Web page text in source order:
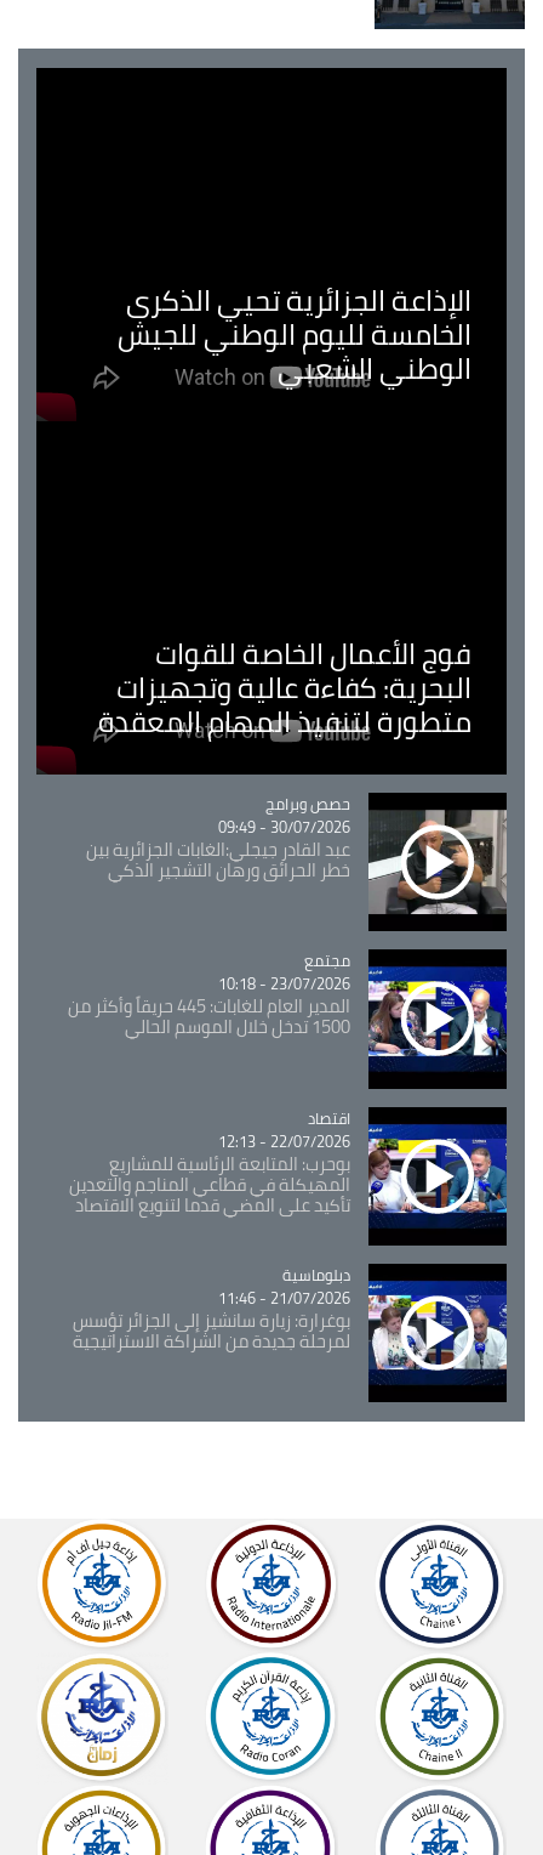
الإذاعة الجزائرية تحيي الذكرى
الخامسة لليوم الوطني للجيش
الوطني الشعبي
فوج الأعمال الخاصة للقوات
البحرية: كفاءة عالية وتجهيزات
متطورة لتنفيذ المهام المعقدة
Catégorie
حصص وبرامج
30/07/2026 - 09:49
عبد القادر جيجلي:الغابات الجزائرية بين
خطر الحرائق ورهان التشجير الذكي
Catégorie
مجتمع
23/07/2026 - 10:18
المدير العام للغابات: 445 حريقاً وأكثر من
1500 تدخل خلال الموسم الحالي
Catégorie
اقتصاد
22/07/2026 - 12:13
بوحرب: المتابعة الرئاسية للمشاريع
المهيكلة في قطاعي المناجم والتعدين
تأكيد على المضي قدما لتنويع الاقتصاد
Catégorie
دبلوماسية
21/07/2026 - 11:46
بوغرارة: زيارة سانشيز إلى الجزائر تؤسس
لمرحلة جديدة من الشراكة الاستراتيجية